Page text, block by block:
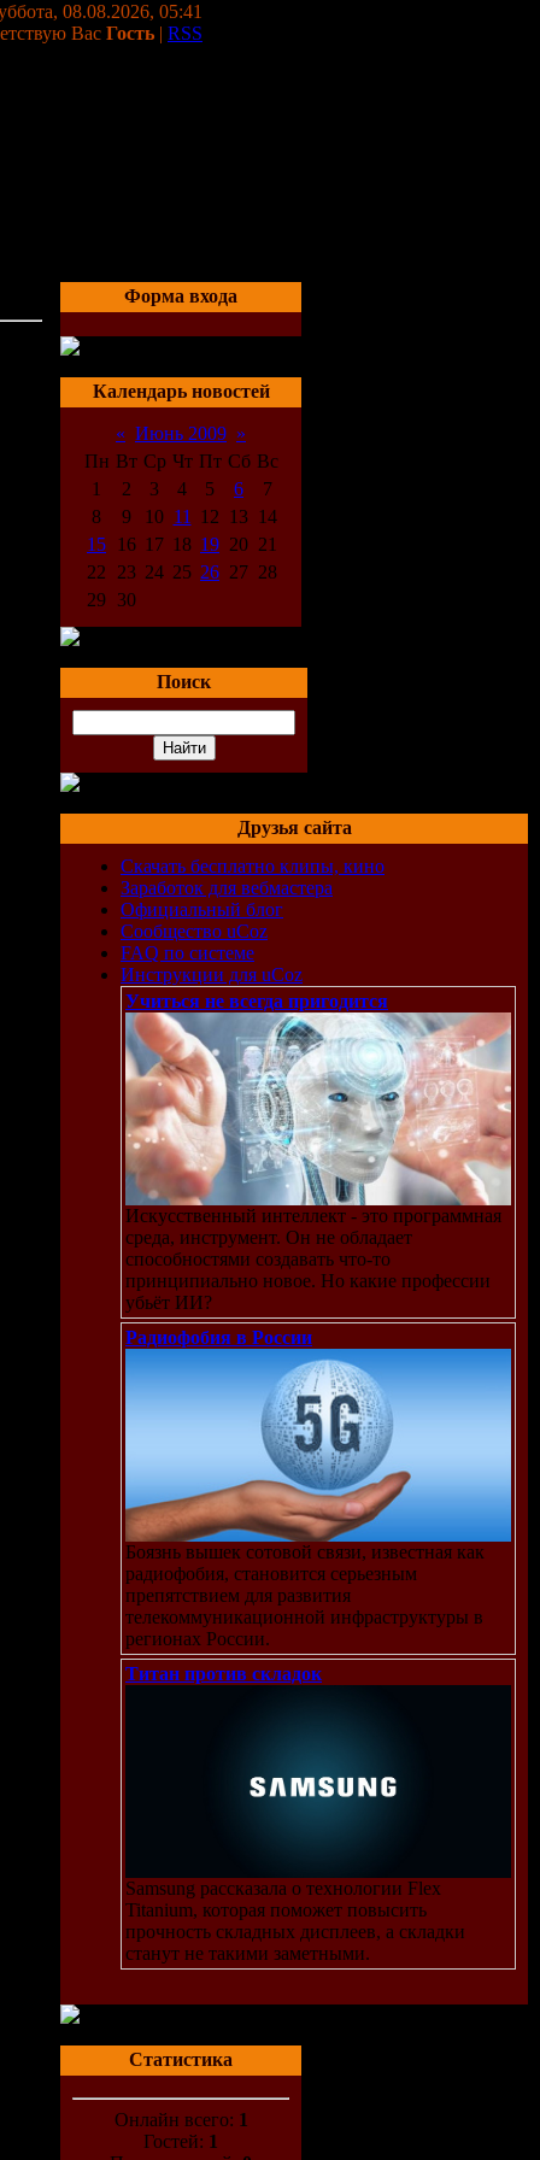
08.08.2026, 05:41
Вас Гость | RSS
Форма входа
Календарь новостей
« Июнь 2009 »
Пн Вт Ср Чт Пт Сб Вс
1
2 3 4 5 6
7
8
9 10 11 12 13 14
15
16 17 18 19 20 21
22
23 24 25 26 27 28
29 30
Поиск
Друзья сайта
Скачать бесплатно клипы, кино
Заработок для вебмастера
Официальный блог
Сообщество uCoz
FAQ по системе
Инструкции для uCoz
Учиться не всегда пригодится
Искусственный интеллект - это программная
среда, инструмент. Он не обладает
способностями создавать что-то
принципиально новое. Но какие профессии
убьёт ИИ?
Радиофобия в России
Боязнь вышек сотовой связи, известная как
радиофобия, становится серьезным
препятствием для развития
телекоммуникационной инфраструктуры в
регионах России.
Титан против складок
Samsung рассказала о технологии Flex
Titanium, которая поможет повысить
прочность складных дисплеев, а складки
станут не такими заметными.
Статистика
Онлайн всего: 1
Гостей: 1